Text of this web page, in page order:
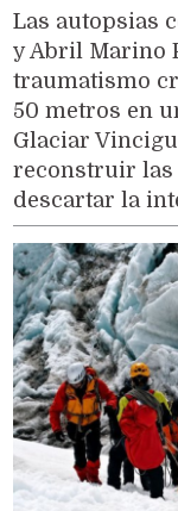
Las autopsias
y Abril Marino
traumatismo
50 metros en
Glaciar
reconstruir las
descartar la